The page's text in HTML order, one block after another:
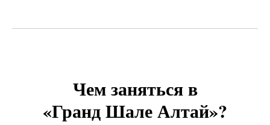
Чем заняться в
«Гранд Шале Алтай»?